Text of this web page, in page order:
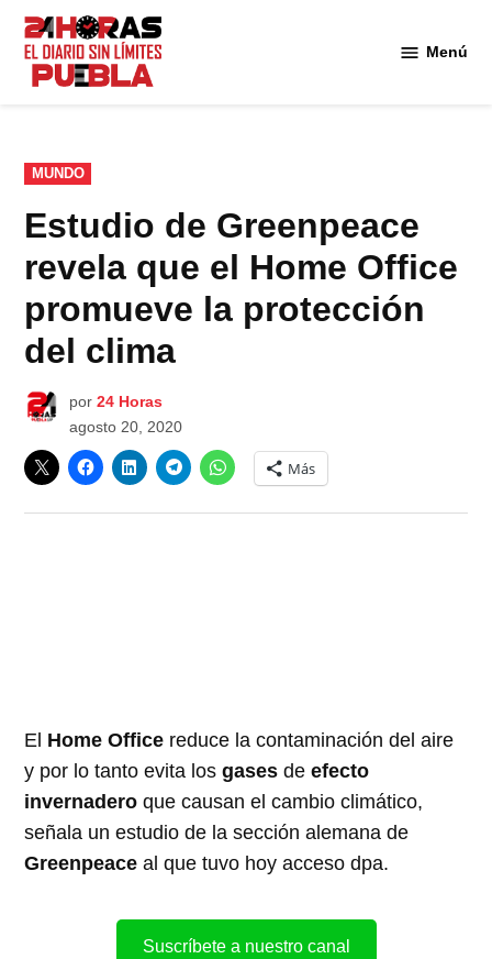
Saltar
contenido
Menú
PUBLICADO
EN
MUNDO
Estudio de Greenpeace
revela que el Home Office
promueve la protección
del clima
por 24 Horas
agosto 20, 2020
Más
El Home Office reduce la contaminación del aire
y por lo tanto evita losgases de efecto
invernadero que causan el cambio climático,
señala un estudio de la sección alemana de
Greenpeace al que tuvo hoy acceso dpa.
Suscríbete a nuestro canal